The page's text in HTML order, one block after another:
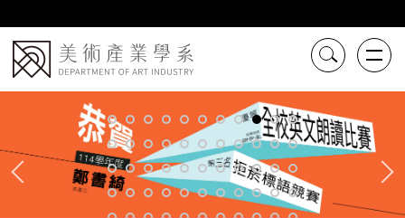
到
主
要
內